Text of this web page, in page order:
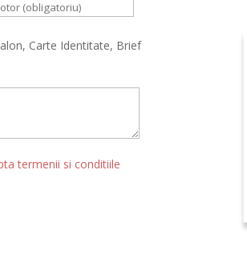
Carte Identitate, Brief
termenii si conditiile